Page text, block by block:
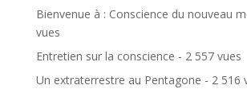
Bienvenue à : Conscience du nouveau
vues
Entretien sur la conscience - 2 557 vues
Un extraterrestre au Pentagone - 2 516